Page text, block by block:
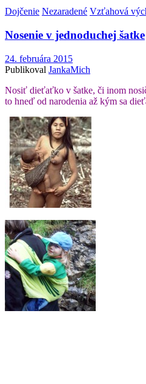
Dojčenie Nezaradené Vzťahová
Nosenie v jednoduchej šatke
24. februára 2015
Publikoval JankaMich
Nosiť dieťaťko v šatke, či inom
to hneď od narodenia až kým sa